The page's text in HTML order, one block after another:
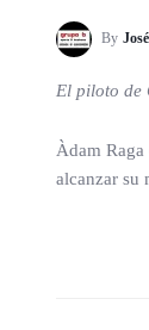
By
El piloto de
Àdam
alcanzar su